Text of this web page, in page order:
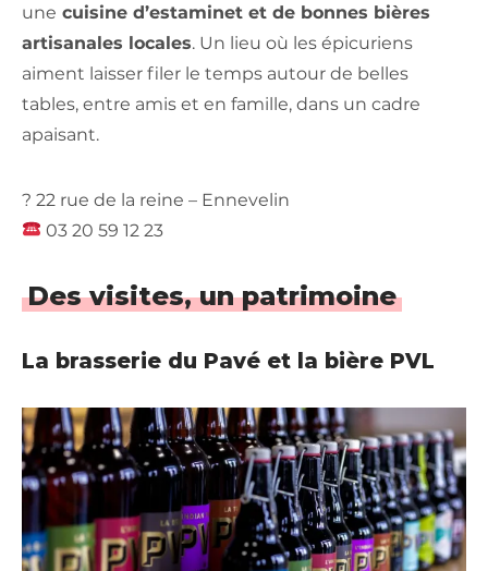
une cuisine d’estaminet et de bonnes bières
artisanales locales. Un lieu où les épicuriens
aiment laisser filer le temps autour de belles
tables, entre amis et en famille, dans un cadre
apaisant.
? 22 rue de la reine – Ennevelin
03 20 59 12 23
Des visites, un patrimoine
La brasserie du Pavé et la bière PVL